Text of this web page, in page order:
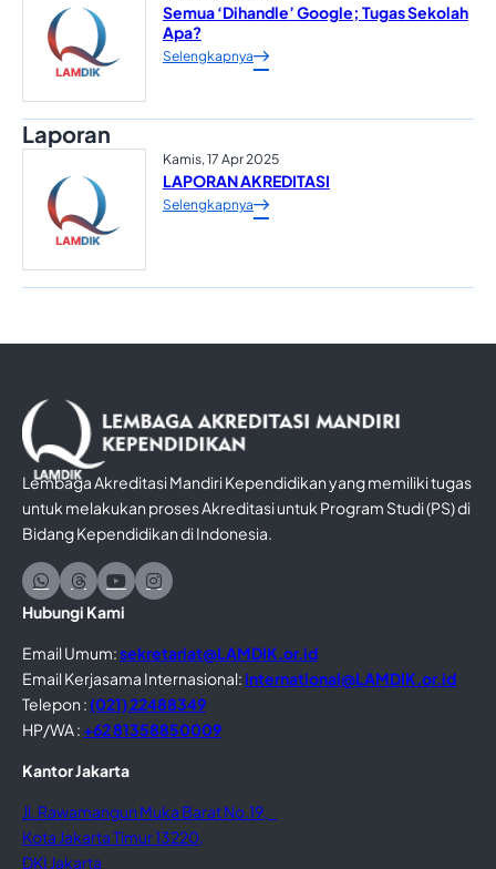
Semua ‘Dihandle’ Google; Tugas Sekolah
Apa?
Selengkapnya
Laporan
Kamis, 17 Apr 2025
LAPORAN AKREDITASI
Selengkapnya
Lembaga Akreditasi Mandiri Kependidikan yang memiliki tugas
untuk melakukan proses Akreditasi untuk Program Studi (PS) di
Bidang Kependidikan di Indonesia.
Hubungi Kami
Email Umum:sekretariat@LAMDIK.or.id
Email Kerjasama Internasional:international@LAMDIK.or.id
Telepon : (021) 22488349
HP/WA : +62 81358850009
Kantor Jakarta
Jl. Rawamangun Muka Barat No.19,
Kota Jakarta Timur 13220,
DKI Jakarta